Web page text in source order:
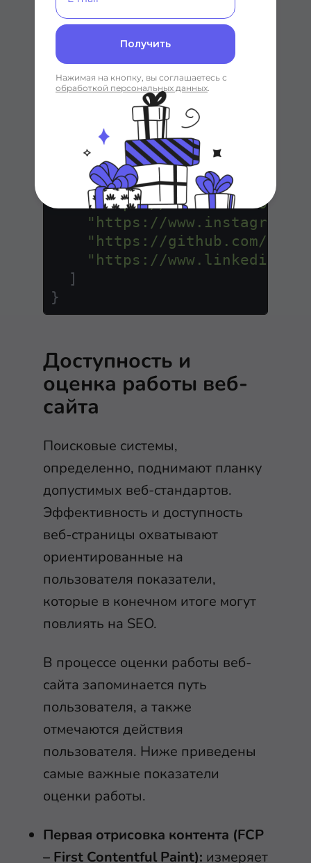
Получить
Нажимая на кнопку, вы соглашаетесь с
обработкой персональных данных.
мире в целом. Ниже приведен
простой пример.
<script type="application/
{
"@context":
"https://
"@type"
: "Organization"
"name" : "Foo Software |
"url": "https://
"sameAs": [
"https://
"https://
"https://github.com/foo-
"https://
  ]
Доступность и
оценка работы веб-
сайта
Поисковые системы,
определенно, поднимают планку
допустимых веб-стандартов.
Эффективность и доступность
веб-страницы охватывают
ориентированные на
пользователя показатели,
которые в конечном итоге могут
повлиять на SEO.
В процессе оценки работы веб-
сайта запоминается путь
пользователя, а также
отмечаются действия
пользователя. Ниже приведены
самые важные показатели
оценки работы.
Первая отрисовка контента (FCP
– First Contentful Paint): измеряет